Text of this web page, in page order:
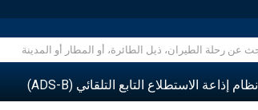
نظام إذاعة الاستطلاع التابع التلقائي (ADS-B)